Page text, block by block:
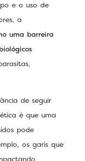
e o uso de
a
uma barreira
de seguir
é que uma
pode
os garis que